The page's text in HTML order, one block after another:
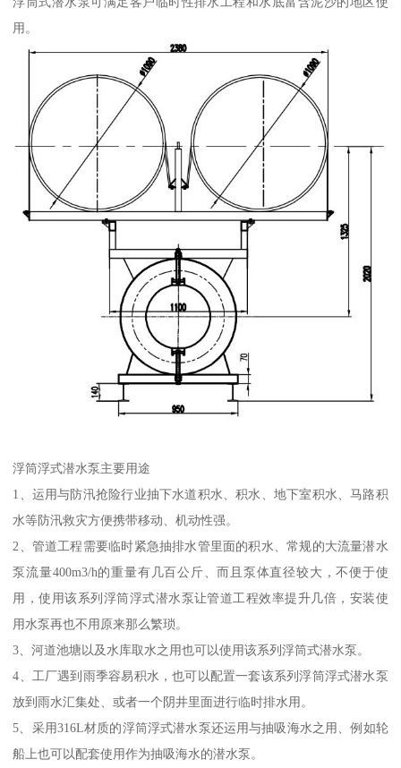
用。
浮筒浮式潜水泵主要用途
1、运用与防汛抢险行业抽下水道积水、积水、地下室积水、马路积
水等防汛救灾方便携带移动、机动性强。
2、管道工程需要临时紧急抽排水管里面的积水、常规的大流量潜水
泵流量400m3/h的重量有几百公斤、而且泵体直径较大，不便于使
用，使用该系列浮筒浮式潜水泵让管道工程效率提升几倍，安装使
用水泵再也不用原来那么繁琐。
3、河道池塘以及水库取水之用也可以使用该系列浮筒式潜水泵。
4、工厂遇到雨季容易积水，也可以配置一套该系列浮筒浮式潜水泵
放到雨水汇集处、或者一个阴井里面进行临时排水用。
5、采用316L材质的浮筒浮式潜水泵还运用与抽吸海水之用、例如轮
船上也可以配套使用作为抽吸海水的潜水泵。